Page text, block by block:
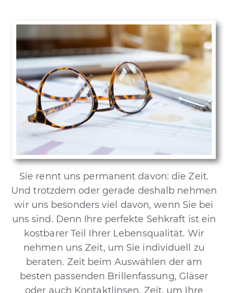
Sie rennt uns permanent davon: die Zeit.
Und trotzdem oder gerade deshalb nehmen
wir uns besonders viel davon, wenn Sie bei
uns sind. Denn Ihre perfekte Sehkraft ist ein
kostbarer Teil Ihrer Lebensqualität. Wir
nehmen uns Zeit, um Sie individuell zu
beraten. Zeit beim Auswählen der am
besten passenden Brillenfassung, Gläser
oder auch Kontaktlinsen. Zeit, um Ihre